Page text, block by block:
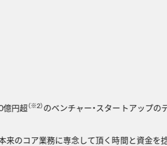
億円超（※2）のベンチャー・スタートアップの
来のコア業務に専念して頂く時間と資金を